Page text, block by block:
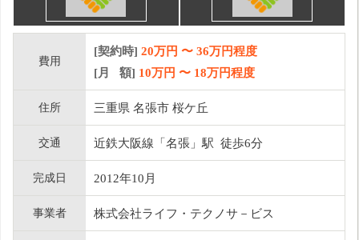
費用
[契約時] 20万円 〜 36万円程度
[月 額] 10万円 〜 18万円程度
住所 三重県 名張市 桜ケ丘
交通 近鉄大阪線「名張」駅 徒歩6分
完成日 2012年10月
事業者 株式会社ライフ・テクノサ－ビス